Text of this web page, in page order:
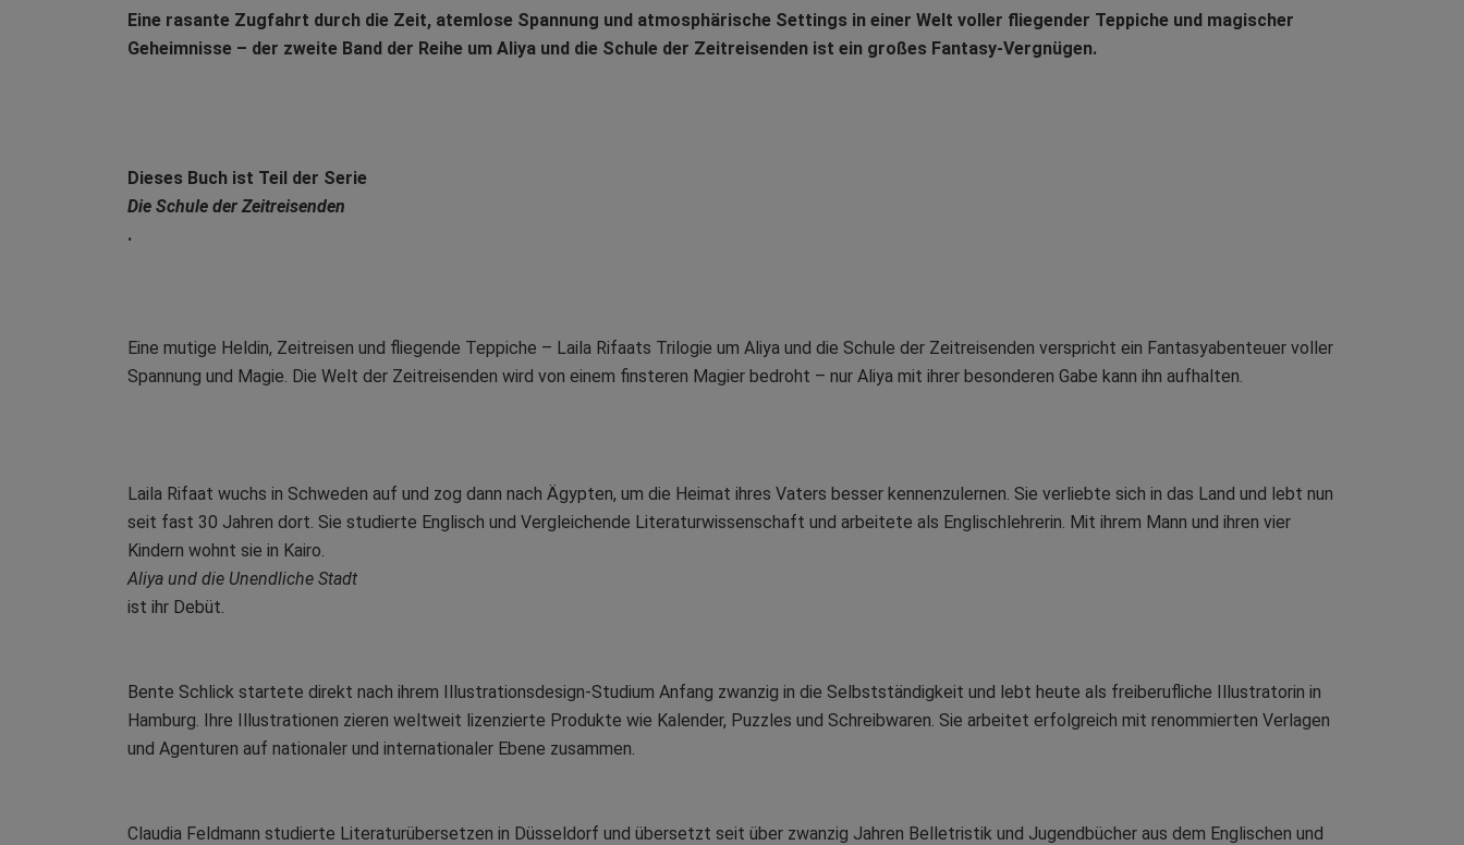
Eine rasante Zugfahrt durch die Zeit, atemlose Spannung und atmosphärische Settings in einer Welt voller fliegender Teppiche und magischer
Geheimnisse – der zweite Band der Reihe um Aliya und die Schule der Zeitreisenden ist ein großes Fantasy-Vergnügen.
Dieses Buch ist Teil der Serie
Die Schule der Zeitreisenden
.
Eine mutige Heldin, Zeitreisen und fliegende Teppiche – Laila Rifaats Trilogie um Aliya und die Schule der Zeitreisenden verspricht ein Fantasyabenteuer voller
Spannung und Magie. Die Welt der Zeitreisenden wird von einem finsteren Magier bedroht – nur Aliya mit ihrer besonderen Gabe kann ihn aufhalten.
Laila Rifaat wuchs in Schweden auf und zog dann nach Ägypten, um die Heimat ihres Vaters besser kennenzulernen. Sie verliebte sich in das Land und lebt nun
seit fast 30 Jahren dort. Sie studierte Englisch und Vergleichende Literaturwissenschaft und arbeitete als Englischlehrerin. Mit ihrem Mann und ihren vier
Kindern wohnt sie in Kairo.
Aliya und die Unendliche Stadt
ist ihr Debüt.
Bente Schlick startete direkt nach ihrem Illustrationsdesign-Studium Anfang zwanzig in die Selbstständigkeit und lebt heute als freiberufliche Illustratorin in
Hamburg. Ihre Illustrationen zieren weltweit lizenzierte Produkte wie Kalender, Puzzles und Schreibwaren. Sie arbeitet erfolgreich mit renommierten Verlagen
und Agenturen auf nationaler und internationaler Ebene zusammen.
Claudia Feldmann studierte Literaturübersetzen in Düsseldorf und übersetzt seit über zwanzig Jahren Belletristik und Jugendbücher aus dem Englischen und